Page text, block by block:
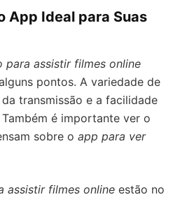
App Ideal para Suas
para assistir filmes online
pontos. A variedade de
transmissão e a facilidade
é importante ver o
sobre o app para ver
assistir filmes online estão no